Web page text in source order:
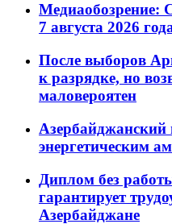
Медиаобозрение:
7 августа 2026
После выборов
к разрядке, но
маловероятен
Азербайджанский
энергетическим
Диплом без
гарантирует
Азербайджане